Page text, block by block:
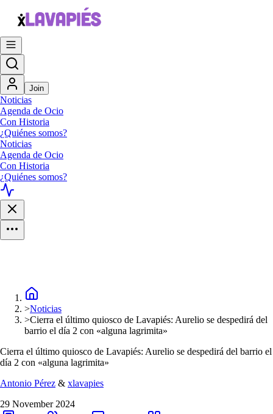
Join
Noticias
Agenda de Ocio
Con Historia
¿Quiénes somos?
Noticias
Agenda de Ocio
Con Historia
¿Quiénes somos?
>Noticias
>Cierra el último quiosco de Lavapiés: Aurelio se despedirá del
barrio el día 2 con «alguna lagrimita»
Cierra el último quiosco de Lavapiés: Aurelio se despedirá del barrio el
día 2 con «alguna lagrimita»
Antonio Pérez & xlavapies
29 November 2024